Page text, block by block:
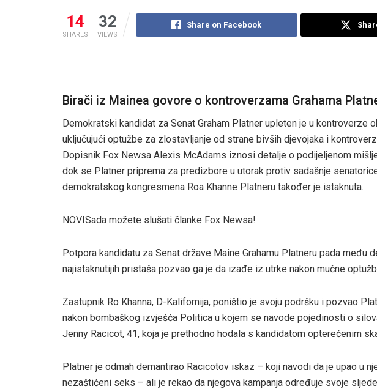
14
SHARES
32
VIEWS
Share on Facebook
Birači iz Mainea govore o kontroverzama Grahama
Demokratski kandidat za Senat Graham Platner upleten je u kontroverze
uključujući optužbe za zlostavljanje od strane bivših djevojaka i
Dopisnik Fox Newsa Alexis McAdams iznosi detalje o podijeljenom
dok se Platner priprema za predizbore u utorak protiv sadašnje
demokratskog kongresmena Roa Khanne Platneru također je istaknuta.
NOVISada možete slušati članke Fox Newsa!
Potpora kandidatu za Senat države Maine Grahamu Platneru pada među
najistaknutijih pristaša pozvao ga je da izađe iz utrke nakon mučne
Zastupnik Ro Khanna, D-Kalifornija, poništio je svoju podršku i pozvao
nakon bombaškog izvješća Politica u kojem se navode pojedinosti o
Jenny Racicot, 41, koja je prethodno hodala s kandidatom opterećenim
Platner je odmah demantirao Racicotov iskaz – koji navodi da je upao u
nezaštićeni seks – ali je rekao da njegova kampanja određuje svoje